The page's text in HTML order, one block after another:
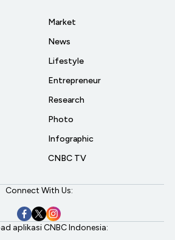
Market
News
Lifestyle
Entrepreneur
Research
Photo
Infographic
CNBC TV
Connect With Us:
aplikasi CNBC Indonesia: